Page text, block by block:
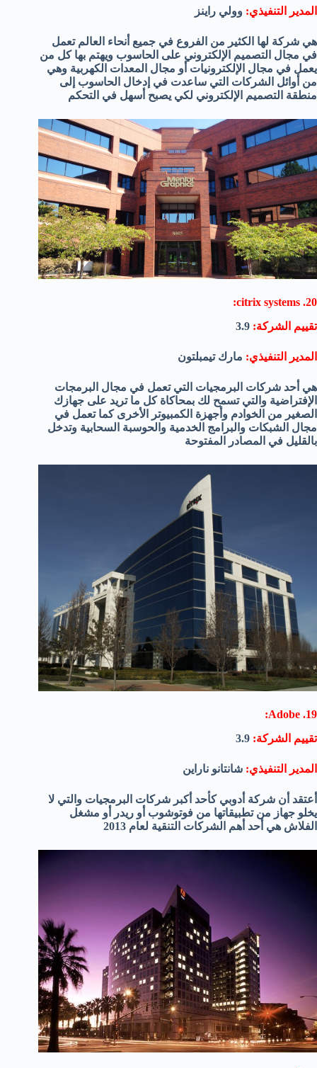
المدير التنفيذي: وولي راينز
هي شركة لها الكثير من الفروع في جميع أنحاء العالم تعمل
في مجال التصميم الإلكتروني على الحاسوب ويهتم بها كل من
يعمل في مجال الإلكترونيات أو مجال المعدات الكهربية وهي
من أوائل الشركات التي ساعدت في إدخال الحاسوب إلى
منطقة التصميم الإلكتروني لكي يصبح أسهل في التحكم
20. citrix systems:
تقييم الشركة:
المدير التنفيذي: مارك تيمبلتون
هي أحد شركات البرمجيات التي تعمل في مجال البرمجات
الإفتراضية والتي تسمح لك بمحاكاة كل ما تريد على جهازك
الصغير من الخوادم وأجهزة الكمبيوتر الأخرى كما تعمل في
مجال الشبكات والبرامج الخدمية والحوسبة السحابية وتدخل
بالقليل في المصادر المفتوحة
19. Adobe:
تقييم الشركة:
المدير التنفيذي: شانتانو ناراين
أعتقد أن شركة أدوبي كأحد أكبر شركات البرمجيات والتي لا
يخلو جهاز من تطبيقاتها من فوتوشوب أو ريدر أو مشغل
الفلاش هي أحد أهم الشركات التنقية لعام 2013